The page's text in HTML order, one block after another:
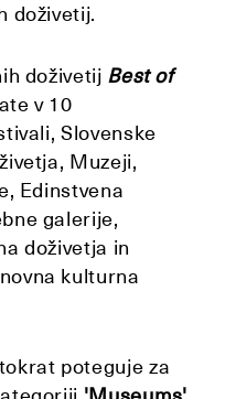
doživetij.
doživetij Best of
v 10
Slovenske
Muzeji,
Edinstvena
galerije,
doživetja in
kulturna
poteguje za